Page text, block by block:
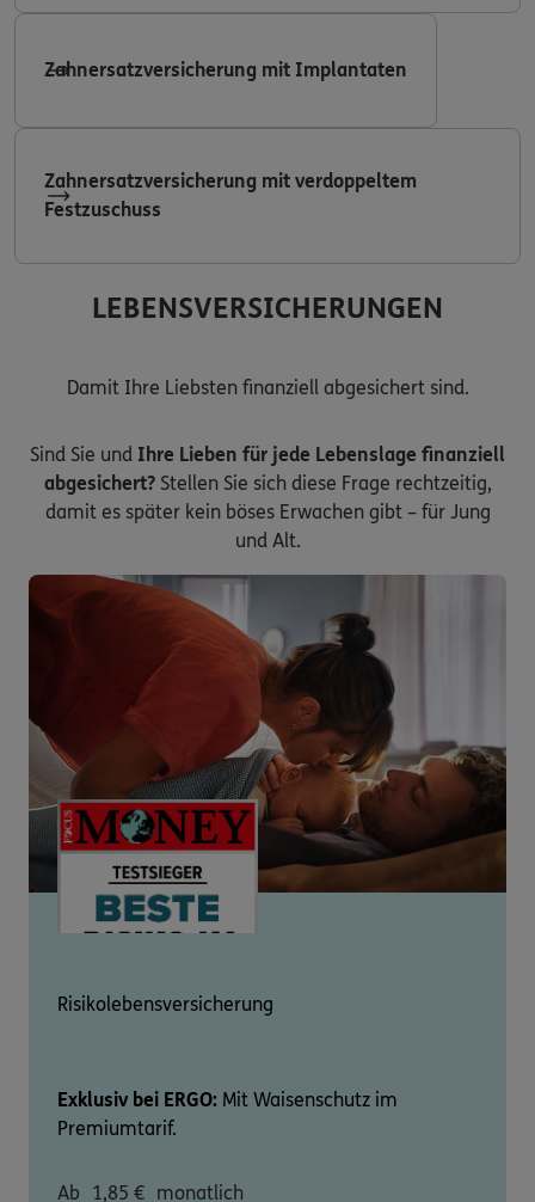
Zahnersatzversicherung mit Implantaten
Zahnersatzversicherung mit verdoppeltem
Festzuschuss
LEBENSVERSICHERUNGEN
Damit Ihre Liebsten finanziell abgesichert sind.
Sind Sie und Ihre Lieben für jede Lebenslage finanziell
abgesichert?Stellen Sie sich diese Frage rechtzeitig,
damit es später kein böses Erwachen gibt – für Jung
und Alt.
Risikolebensversicherung
Exklusiv bei ERGO: Mit Waisenschutz im
Premiumtarif.
Ab 1,85 € monatlich